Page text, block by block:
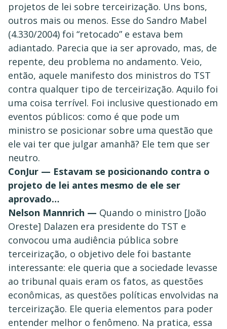
projetos de lei sobre terceirização. Uns bons,
outros mais ou menos. Esse do Sandro Mabel
(4.330/2004) foi “retocado” e estava bem
adiantado. Parecia que ia ser aprovado, mas, de
repente, deu problema no andamento. Veio,
então, aquele manifesto dos ministros do TST
contra qualquer tipo de terceirização. Aquilo foi
uma coisa terrível. Foi inclusive questionado em
eventos públicos: como é que pode um
ministro se posicionar sobre uma questão que
ele vai ter que julgar amanhã? Ele tem que ser
neutro.
ConJur — Estavam se posicionando contra o
projeto de lei antes mesmo de ele ser
aprovado…
Nelson Mannrich — Quando o ministro [João
Oreste] Dalazen era presidente do TST e
convocou uma audiência pública sobre
terceirização, o objetivo dele foi bastante
interessante: ele queria que a sociedade levasse
ao tribunal quais eram os fatos, as questões
econômicas, as questões políticas envolvidas na
terceirização. Ele queria elementos para poder
entender melhor o fenômeno. Na pratica, essa